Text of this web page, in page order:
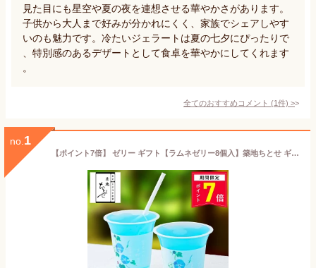
見た目にも星空や夏の夜を連想させる華やかさがあります。
子供から大人まで好みが分かれにくく、家族でシェアしやす
いのも魅力です。冷たいジェラートは夏の七夕にぴったりで
、特別感のあるデザートとして食卓を華やかにしてくれます
。
全てのおすすめコメント (1件) >
no. 1
【ポイント7倍】 ゼリー ギフト【ラムネゼリー8個入】築地ちとせ ギフト 個包装 スイーツ ゼリー 洋菓子 プレゼント 内祝い お返し お祝い 出産祝い 結婚 お礼 職場 退職 菓子折り ご挨拶 東京 お土産 手土産 おしゃれ のし 熨斗 お供え お中元 夏ギフト 暑中見舞い